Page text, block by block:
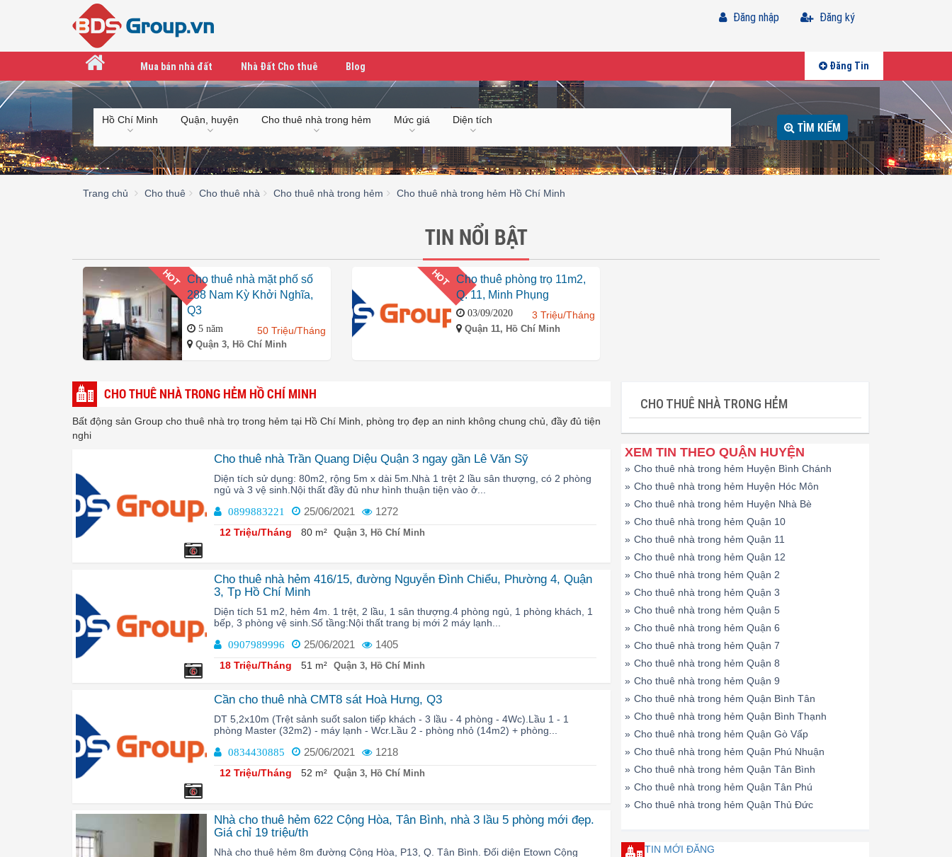
Đăng ký
Đăng nhập
Mua bán nhà đất Nhà Đất Cho thuê Blog Đăng Tin
Hồ Chí Minh Quận, huyện Cho thuê nhà trong hẻm Mức giá Diện tích TÌM KIẾM
Trang chủ Cho thuê Cho thuê nhà Cho thuê nhà trong hẻm Cho thuê nhà trong hẻm Hồ Chí Minh
TIN NỔI BẬT
HOT Cho thuê nhà mặt phố số
288 Nam Kỳ Khởi Nghĩa,
Q3
5 năm 50 Triệu/Tháng
Quận 3, Hồ Chí Minh
HOT Cho thuê phòng trọ 11m2,
Q. 11, Minh Phụng
03/09/2020 3 Triệu/Tháng
Quận 11, Hồ Chí Minh
CHO THUÊ NHÀ TRONG HẺM HỒ CHÍ MINH
Bất động sản Group cho thuê nhà trọ trong hẻm tại Hồ Chí Minh, phòng trọ đẹp an ninh không chung chủ, đầy đủ tiện
nghi
6
Cho thuê nhà Trần Quang Diệu Quận 3 ngay gần Lê Văn Sỹ
Diện tích sử dụng: 80m2, rộng 5m x dài 5m.Nhà 1 trệt 2 lầu sân thượng, có 2 phòng
ngủ và 3 vệ sinh.Nội thất đầy đủ như hình thuận tiện vào ở...
0899883221 25/06/2021 1272
12 Triệu/Tháng 80 m² Quận 3, Hồ Chí Minh
6
Cho thuê nhà hẻm 416/15, đường Nguyễn Đình Chiểu, Phường 4, Quận
3, Tp Hồ Chí Minh
Diện tích 51 m2, hẻm 4m. 1 trệt, 2 lầu, 1 sân thượng.4 phòng ngủ, 1 phòng khách, 1
bếp, 3 phòng vệ sinh.Số tầng:Nội thất trang bị mới 2 máy lạnh...
0907989996 25/06/2021 1405
18 Triệu/Tháng 51 m² Quận 3, Hồ Chí Minh
6
Cần cho thuê nhà CMT8 sát Hoà Hưng, Q3
DT 5,2x10m (Trệt sảnh suốt salon tiếp khách - 3 lầu - 4 phòng - 4Wc).Lầu 1 - 1
phòng Master (32m2) - máy lạnh - Wcr.Lầu 2 - phòng nhỏ (14m2) + phòng...
0834430885 25/06/2021 1218
12 Triệu/Tháng 52 m² Quận 3, Hồ Chí Minh
Nhà cho thuê hẻm 622 Cộng Hòa, Tân Bình, nhà 3 lầu 5 phòng mới đẹp.
Giá chỉ 19 triệu/th
Nhà cho thuê hẻm 8m đường Cộng Hòa, P13, Q. Tân Bình. Đối diện Etown Cộng
CHO THUÊ NHÀ TRONG HẺM
XEM TIN THEO QUẬN HUYỆN
» Cho thuê nhà trong hẻm Huyện Bình Chánh
» Cho thuê nhà trong hẻm Huyện Hóc Môn
» Cho thuê nhà trong hẻm Huyện Nhà Bè
» Cho thuê nhà trong hẻm Quận 10
» Cho thuê nhà trong hẻm Quận 11
» Cho thuê nhà trong hẻm Quận 12
» Cho thuê nhà trong hẻm Quận 2
» Cho thuê nhà trong hẻm Quận 3
» Cho thuê nhà trong hẻm Quận 5
» Cho thuê nhà trong hẻm Quận 6
» Cho thuê nhà trong hẻm Quận 7
» Cho thuê nhà trong hẻm Quận 8
» Cho thuê nhà trong hẻm Quận 9
» Cho thuê nhà trong hẻm Quận Bình Tân
» Cho thuê nhà trong hẻm Quận Bình Thạnh
» Cho thuê nhà trong hẻm Quận Gò Vấp
» Cho thuê nhà trong hẻm Quận Phú Nhuận
» Cho thuê nhà trong hẻm Quận Tân Bình
» Cho thuê nhà trong hẻm Quận Tân Phú
» Cho thuê nhà trong hẻm Quận Thủ Đức
TIN MỚI ĐĂNG